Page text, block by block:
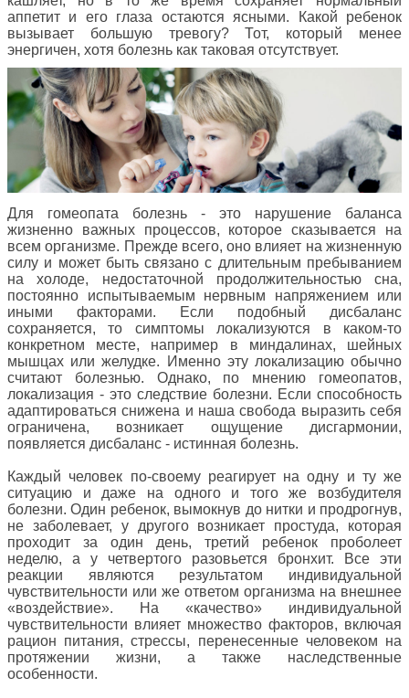
аппетит и его глаза остаются ясными. Какой ребенок
вызывает большую тревогу? Тот, который менее
энергичен, хотя болезнь как таковая отсутствует.
Для гомеопата болезнь - это нарушение баланса
жизненно важных процессов, которое сказывается на
всем организме. Прежде всего, оно влияет на жизненную
силу и может быть связано с длительным пребыванием
на холоде, недостаточной продолжительностью сна,
постоянно испытываемым нервным напряжением или
иными факторами. Если подобный дисбаланс
сохраняется, то симптомы локализуются в каком-то
конкретном месте, например в миндалинах, шейных
мышцах или желудке. Именно эту локализацию обычно
считают болезнью. Однако, по мнению гомеопатов,
локализация - это следствие болезни. Если способность
адаптироваться снижена и наша свобода выразить себя
ограничена, возникает ощущение дисгармонии,
появляется дисбаланс - истинная болезнь.
Каждый человек по-своему реагирует на одну и ту же
ситуацию и даже на одного и того же возбудителя
болезни. Один ребенок, вымокнув до нитки и продрогнув,
не заболевает, у другого возникает простуда, которая
проходит за один день, третий ребенок проболеет
неделю, а у четвертого разовьется бронхит. Все эти
реакции являются результатом индивидуальной
чувствительности или же ответом организма на внешнее
«воздействие». На «качество» индивидуальной
чувствительности влияет множество факторов, включая
рацион питания, стрессы, перенесенные человеком на
протяжении жизни, а также наследственные
особенности.